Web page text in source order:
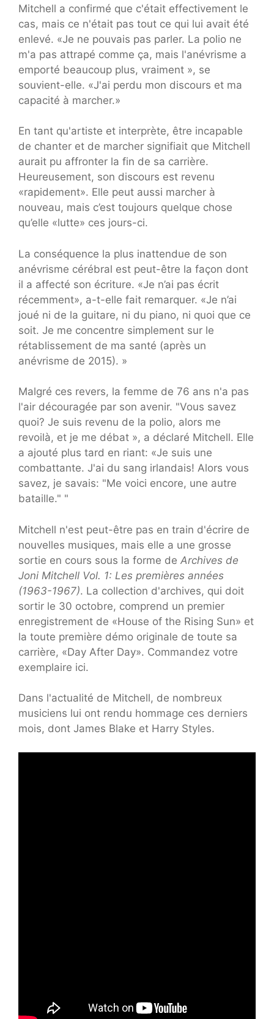
Mitchell a confirmé que c'était effectivement le
cas, mais ce n'était pas tout ce qui lui avait été
enlevé. «Je ne pouvais pas parler. La polio ne
m'a pas attrapé comme ça, mais l'anévrisme a
emporté beaucoup plus, vraiment », se
souvient-elle. «J'ai perdu mon discours et ma
capacité à marcher.»
En tant qu'artiste et interprète, être incapable
de chanter et de marcher signifiait que Mitchell
aurait pu affronter la fin de sa carrière.
Heureusement, son discours est revenu
«rapidement». Elle peut aussi marcher à
nouveau, mais c’est toujours quelque chose
qu’elle «lutte» ces jours-ci.
La conséquence la plus inattendue de son
anévrisme cérébral est peut-être la façon dont
il a affecté son écriture. «Je n’ai pas écrit
récemment», a-t-elle fait remarquer. «Je n’ai
joué ni de la guitare, ni du piano, ni quoi que ce
soit. Je me concentre simplement sur le
rétablissement de ma santé (après un
anévrisme de 2015). »
Malgré ces revers, la femme de 76 ans n'a pas
l'air découragée par son avenir. "Vous savez
quoi? Je suis revenu de la polio, alors me
revoilà, et je me débat », a déclaré Mitchell. Elle
a ajouté plus tard en riant: «Je suis une
combattante. J'ai du sang irlandais! Alors vous
savez, je savais: "Me voici encore, une autre
bataille." "
Mitchell n'est peut-être pas en train d'écrire de
nouvelles musiques, mais elle a une grosse
sortie en cours sous la forme de Archives de
Joni Mitchell Vol. 1: Les premières années
(1963-1967). La collection d'archives, qui doit
sortir le 30 octobre, comprend un premier
enregistrement de «House of the Rising Sun» et
la toute première démo originale de toute sa
carrière, «Day After Day». Commandez votre
exemplaire ici.
Dans l'actualité de Mitchell, de nombreux
musiciens lui ont rendu hommage ces derniers
mois, dont James Blake et Harry Styles.